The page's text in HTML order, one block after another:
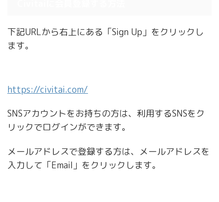
下記URLから右上にある「Sign Up」をクリックし
ます。
https://civitai.com/
SNSアカウントをお持ちの方は、利用するSNSをク
リックでログインができます。
メールアドレスで登録する方は、メールアドレスを
入力して「Email」をクリックします。